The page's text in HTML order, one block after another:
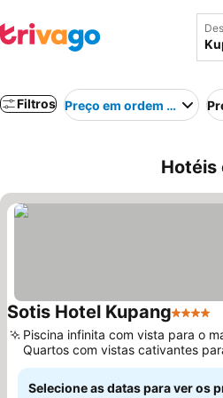
Filtros Preço em ordem
Hotéis
Sotis Hotel Kupang4
Piscina infinita com vista para o
Quartos com vistas cativantes
mar
Selecione as datas para ver os